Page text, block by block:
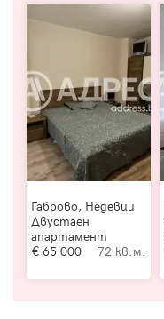
Габрово, Недевци
Двустаен
апартамент
65 000
72 кв.м.